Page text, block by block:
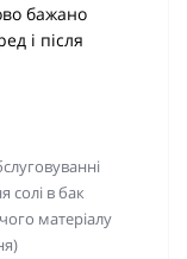
бажано
і після
солі в бак
матеріалу